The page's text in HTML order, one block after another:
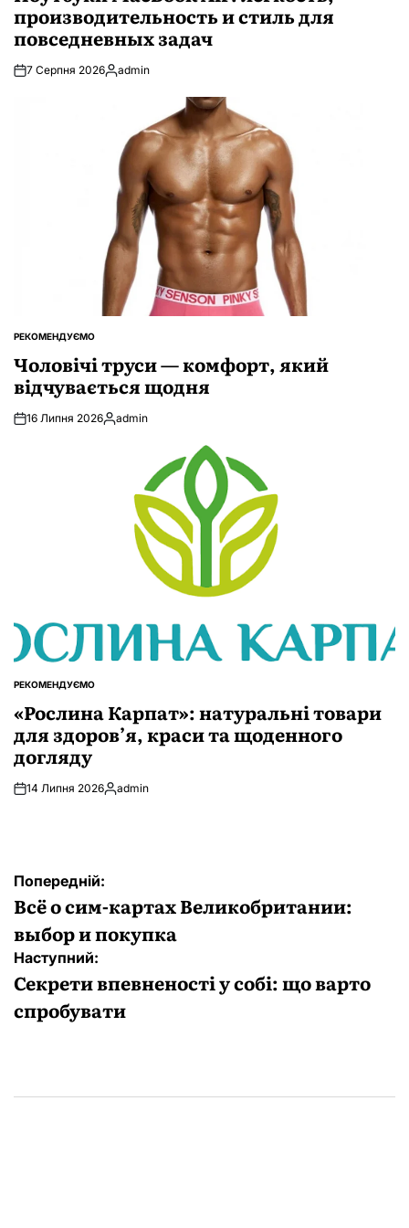
производительность и стиль для
повседневных задач
7 Серпня 2026Опубліковано
admin
ОПУБЛІКУВАТИ
РЕКОМЕНДУЄМО
Чоловічі труси — комфорт, який
відчувається щодня
16 Липня 2026Опубліковано
admin
ОПУБЛІКУВАТИ
РЕКОМЕНДУЄМО
«Рослина Карпат»: натуральні товари
для здоров’я, краси та щоденного
догляду
14 Липня 2026Опубліковано
admin
Навігація
записів
Попередній:
Всё о сим-картах Великобритании:
выбор и покупка
Наступний:
Секрети впевненості у собі: що варто
спробувати